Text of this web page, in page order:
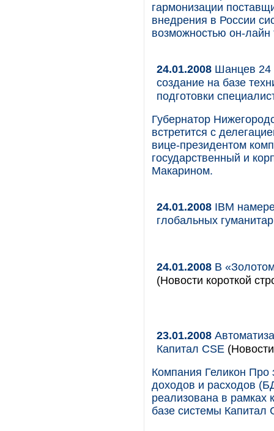
гармонизации
внедрения в России
возможностью он-лайн
24.01.2008 Шанцев 24
создание на базе
подготовки
Губернатор
встретится с
вице-президентом
государственный и
Макарином.
24.01.2008 IBM
глобальных
24.01.2008 В
(Новости короткой
23.01.2008
Капитал CSE
Компания Геликон Про
доходов и расходов
реализована в рамках
базе системы Капитал